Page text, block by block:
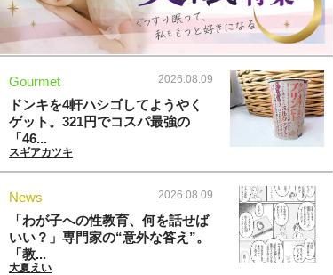
Gourmet 2026.08.09
ドンキを4軒ハシゴしてようやく
ゲット。321円でコスパ最強の
「46...
スギアカツキ
News 2026.08.09
「わが子への性教育、何を話せば
いい？」専門家の“意外な答え”。
「教...
大夏えい